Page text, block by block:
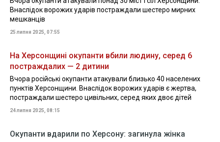
Внаслідок ворожих ударів постраждали шестеро мирних
мешканців
25 липня 2025, 07:55
На Херсонщині окупанти вбили людину, серед 6
постраждалих — 2 дитини
Вчора російські окупанти атакували близько 40 населених
пунктів Херсонщини. Внаслідок ворожих ударів є жертва,
постраждали шестеро цивільних, серед яких двоє дітей
24 липня 2025, 08:15
Окупанти вдарили по Херсону: загинула жінка